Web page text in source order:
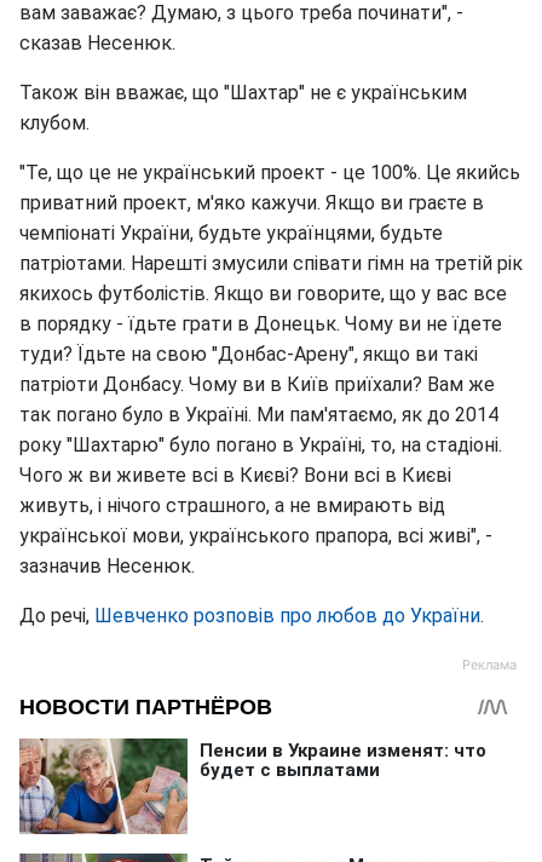
вам заважає? Думаю, з цього треба починати", -
сказав Несенюк.
Також він вважає, що "Шахтар" не є українським
клубом.
"Те, що це не український проект - це 100%. Це якийсь
приватний проект, м'яко кажучи. Якщо ви граєте в
чемпіонаті України, будьте українцями, будьте
патріотами. Нарешті змусили співати гімн на третій рік
якихось футболістів. Якщо ви говорите, що у вас все
в порядку - їдьте грати в Донецьк. Чому ви не їдете
туди? Їдьте на свою "Донбас-Арену", якщо ви такі
патріоти Донбасу. Чому ви в Київ приїхали? Вам же
так погано було в Україні. Ми пам'ятаємо, як до 2014
року "Шахтарю" було погано в Україні, то, на стадіоні.
Чого ж ви живете всі в Києві? Вони всі в Києві
живуть, і нічого страшного, а не вмирають від
української мови, українського прапора, всі живі", -
зазначив Несенюк.
До речі, Шевченко розповів про любов до України.